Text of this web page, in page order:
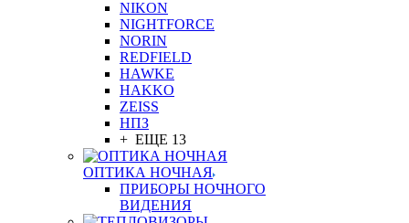
NIKON
NIGHTFORCE
NORIN
REDFIELD
HAWKE
HAKKO
ZEISS
НПЗ
+ ЕЩЕ 13
ОПТИКА НОЧНАЯ
ПРИБОРЫ НОЧНОГО
ВИДЕНИЯ